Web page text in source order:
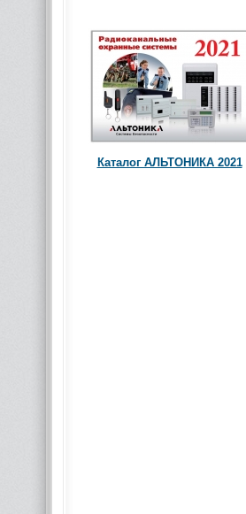
Каталог АЛЬТОНИКА 2021